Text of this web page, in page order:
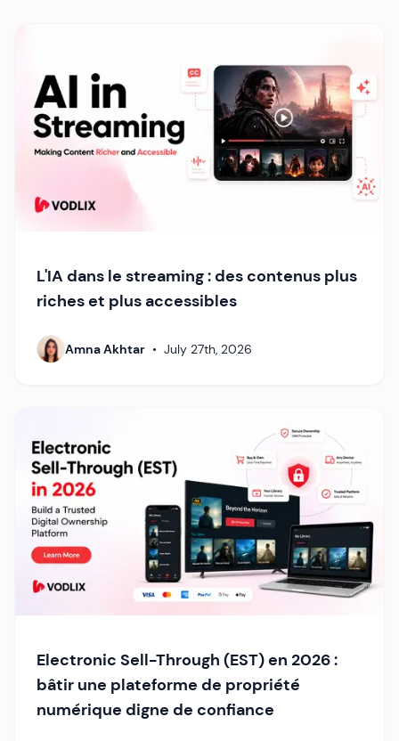
L'IA dans le streaming : des contenus plus
riches et plus accessibles
Amna Akhtar • July 27th, 2026
Electronic Sell-Through (EST) en 2026 :
bâtir une plateforme de propriété
numérique digne de confiance